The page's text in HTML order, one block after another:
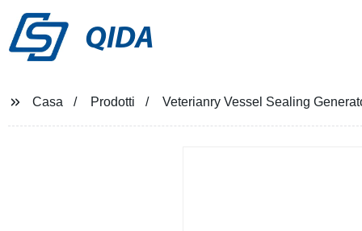
QIDA
Casa Prodotti Veterianry Vessel Sealing